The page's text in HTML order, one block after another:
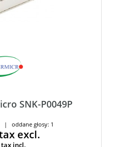
SNK-P0049P
| oddane głosy: 1
excl.
tax incl.